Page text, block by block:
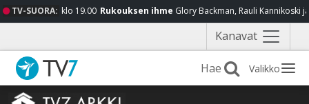
TV-SUORA: klo 19.00 Rukouksen ihme Glory Backman, Rauli Kannikoski
Kanavat Näytä
valikko
Valikko